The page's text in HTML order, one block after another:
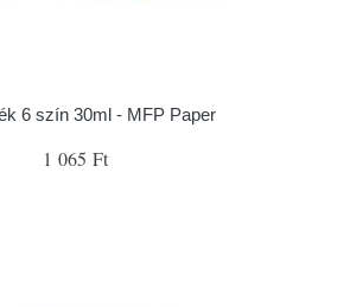
6 szín 30ml - MFP Paper
1 065 Ft